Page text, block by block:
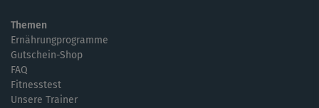
Themen
Ernährungprogramme
Gutschein-Shop
FAQ
Fitnesstest
Unsere Trainer